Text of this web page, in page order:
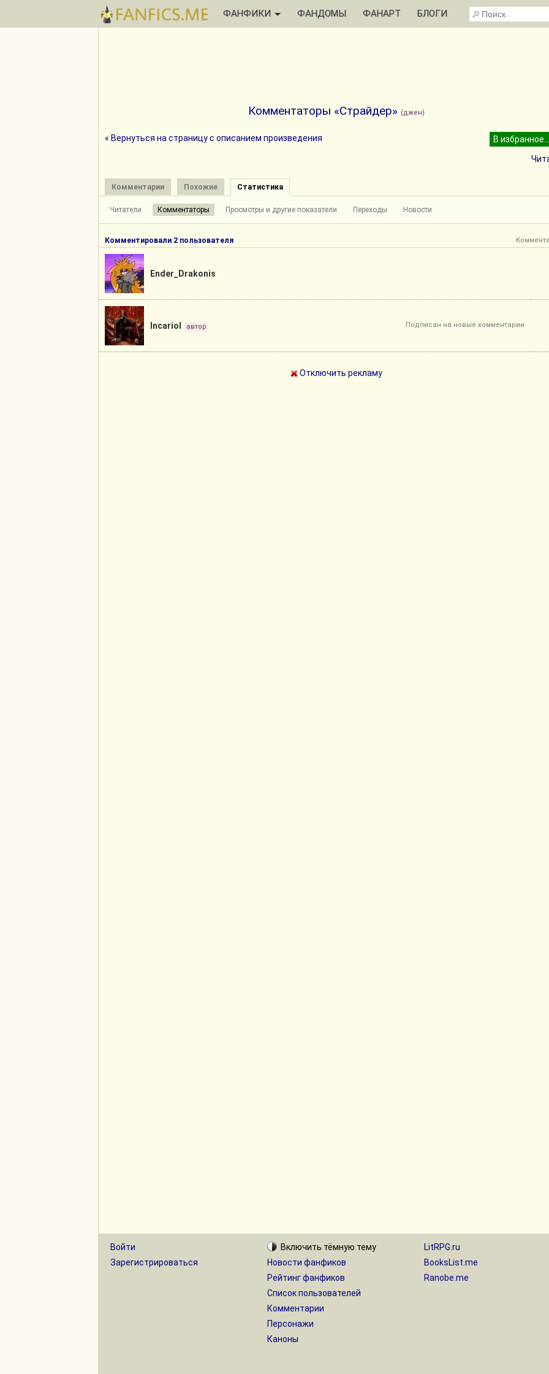
ФАНФИКИ ФАНДОМЫ ФАНАРТ БЛОГИ
Комментаторы «Страйдер» (джен)
« Вернуться на страницу с описанием произведения
Комментарии Похожие Статистика
Читатели Комментаторы Просмотры и другие показатели Переходы Новости
Комментировали 2 пользователя
Ender_Drakonis
Incariol автор Подписан на новые комментарии
Отключить рекламу
Войти
Зарегистрироваться
Включить тёмную тему
Новости фанфиков
Рейтинг фанфиков
Список пользователей
Комментарии
Персонажи
Каноны
LitRPG.ru
BooksList.me
Ranobe.me